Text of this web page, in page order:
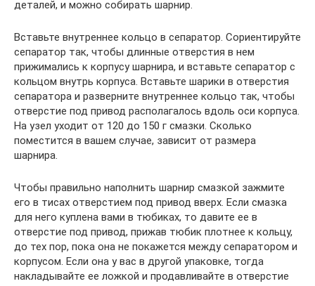
деталей, и можно собирать шарнир.
Вставьте внутреннее кольцо в сепаратор. Сориентируйте
сепаратор так, чтобы длинные отверстия в нем
прижимались к корпусу шарнира, и вставьте сепаратор с
кольцом внутрь корпуса. Вставьте шарики в отверстия
сепаратора и разверните внутреннее кольцо так, чтобы
отверстие под привод располагалось вдоль оси корпуса.
На узел уходит от 120 до 150 г смазки. Сколько
поместится в вашем случае, зависит от размера
шарнира.
Чтобы правильно наполнить шарнир смазкой зажмите
его в тисах отверстием под привод вверх. Если смазка
для него куплена вами в тюбиках, то давите ее в
отверстие под привод, прижав тюбик плотнее к кольцу,
до тех пор, пока она не покажется между сепаратором и
корпусом. Если она у вас в другой упаковке, тогда
накладывайте ее ложкой и продавливайте в отверстие